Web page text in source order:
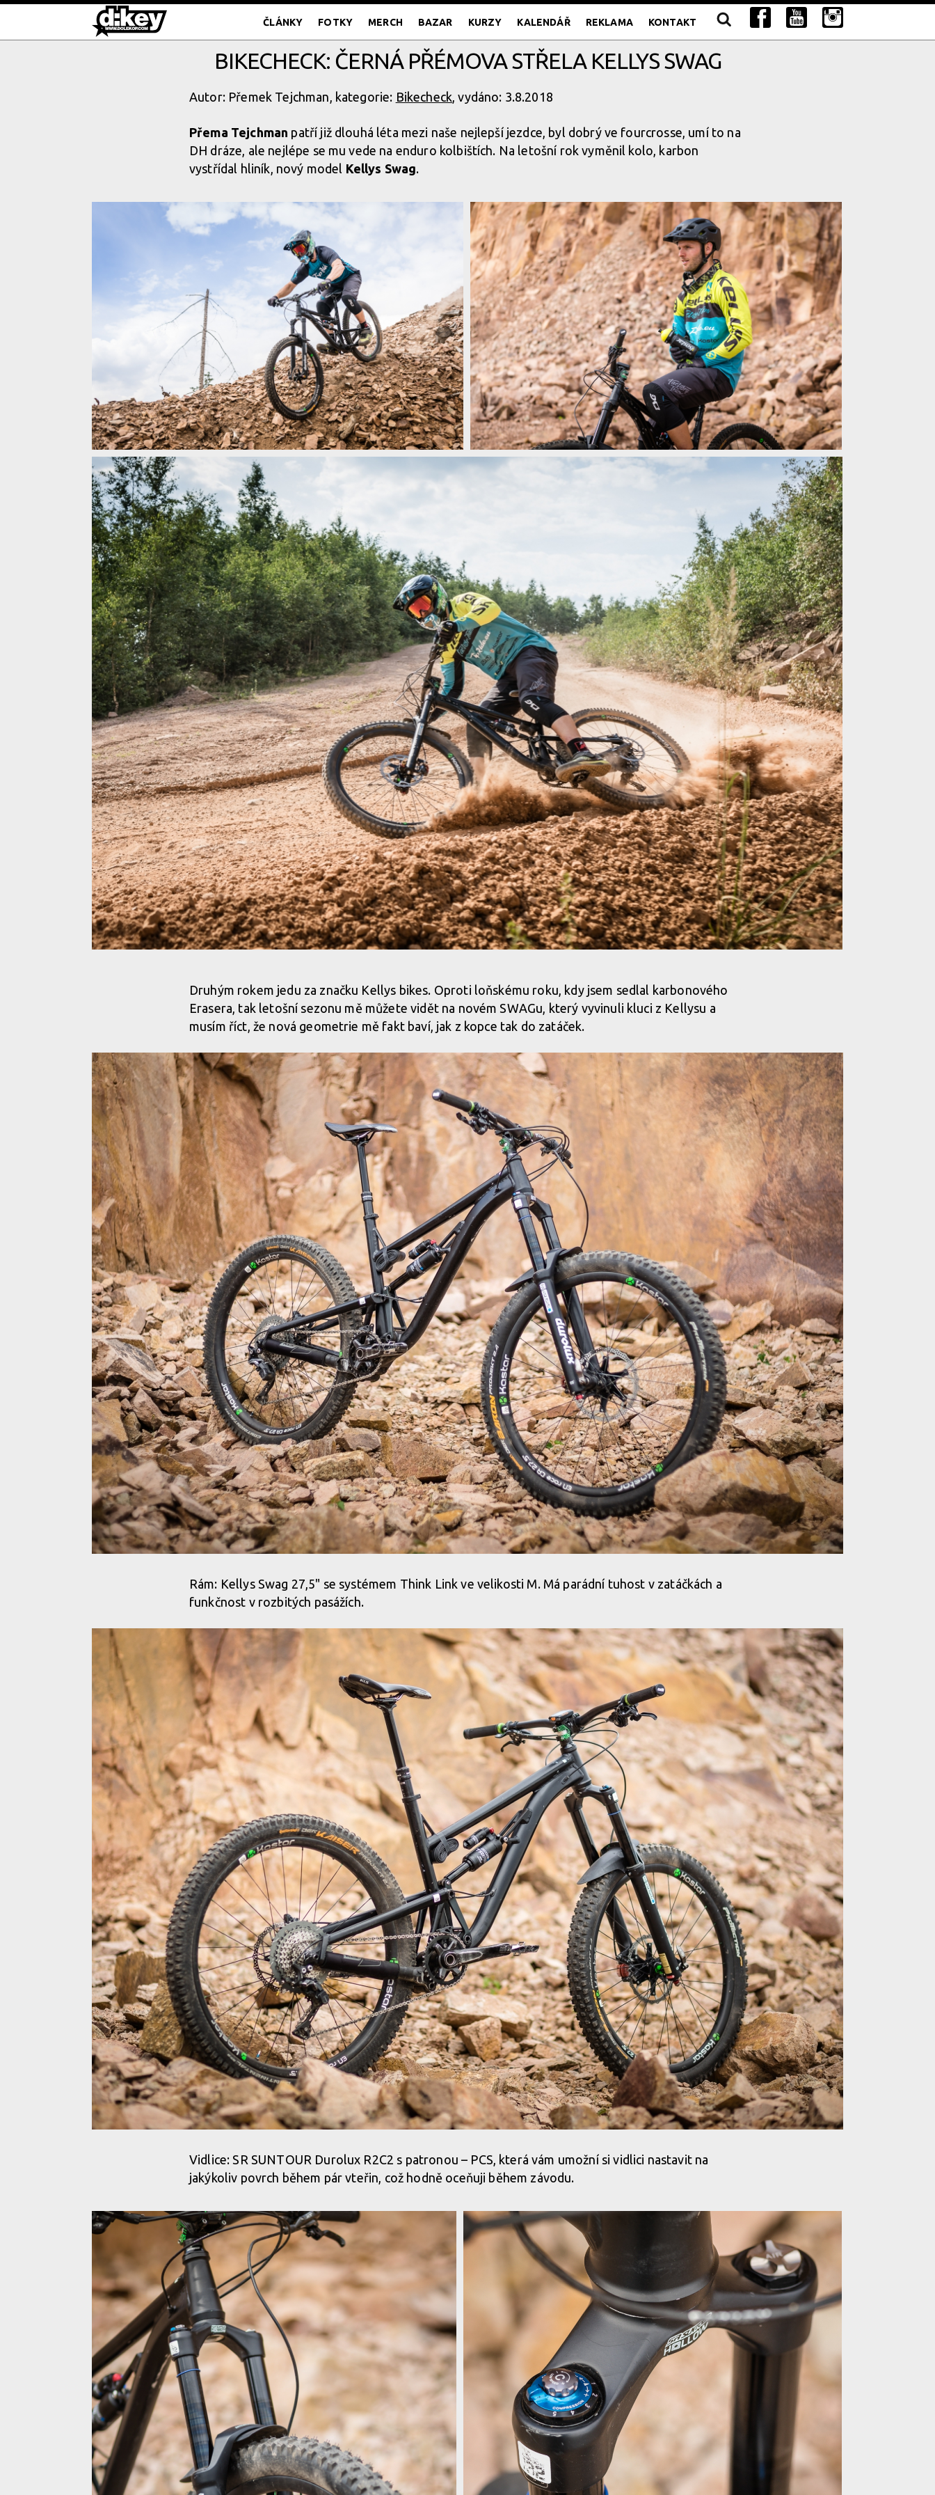
ČLÁNKY FOTKY MERCH BAZAR KURZY KALENDÁŘ REKLAMA KONTAKT
BIKECHECK: ČERNÁ PŘÉMOVA STŘELA KELLYS SWAG
Autor: Přemek Tejchman, kategorie: Bikecheck, vydáno: 3.8.2018
Přema Tejchman patří již dlouhá léta mezi naše nejlepší jezdce, byl dobrý ve fourcrosse, umí to na
DH dráze, ale nejlépe se mu vede na enduro kolbištích. Na letošní rok vyměnil kolo, karbon
vystřídal hliník, nový model Kellys Swag.
Bikecheck: černá Přémova střela Kellys Swag
Bikecheck: černá Přémova střela Kellys Swag
Bikecheck: černá Přémova střela Kellys Swag
Bikecheck: černá Přémova střela Kellys Swag
Druhým rokem jedu za značku Kellys bikes. Oproti loňskému roku, kdy jsem sedlal karbonového
Erasera, tak letošní sezonu mě můžete vidět na novém SWAGu, který vyvinuli kluci z Kellysu a
musím říct, že nová geometrie mě fakt baví, jak z kopce tak do zatáček.
Rám: Kellys Swag 27,5" se systémem Think Link ve velikosti M. Má parádní tuhost v zatáčkách a
funkčnost v rozbitých pasážích.
Vidlice: SR SUNTOUR Durolux R2C2 s patronou – PCS, která vám umožní si vidlici nastavit na
jakýkoliv povrch během pár vteřin, což hodně oceňuji během závodu.